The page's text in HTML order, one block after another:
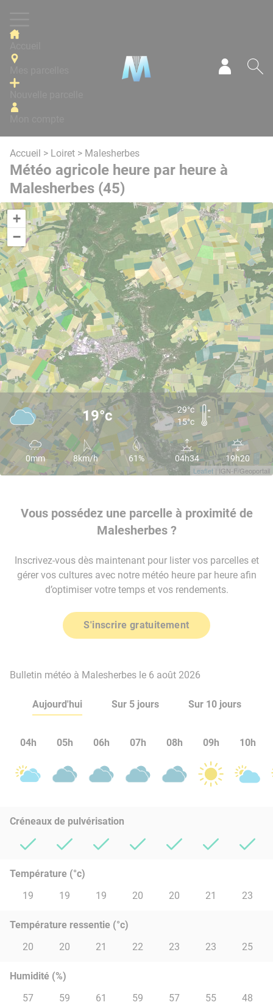
Accueil > Loiret > Malesherbes
Météo agricole heure par heure à
Malesherbes (45)
+
−
Leaflet | IGN-F/Geoportail
19°c
29°c
15°c
0mm 8km/h 61% 04h34 19h20
Vous possédez une parcelle à proximité de
Malesherbes ?
Inscrivez-vous dès maintenant pour lister vos parcelles et
gérer vos cultures avec notre météo heure par heure afin
d’optimiser votre temps et vos rendements.
S'inscrire gratuitement
Bulletin météo à Malesherbes le 6 août 2026
Aujourd'hui Sur 5 jours Sur 10 jours
04h 05h 06h 07h 08h 09h 10h
Créneaux de pulvérisation
Température (°c)
19
19 19 20 20 21 23
Température ressentie (°c)
20
20 21 22 23 23 25
Humidité (%)
57
59 61 59 57 55 48